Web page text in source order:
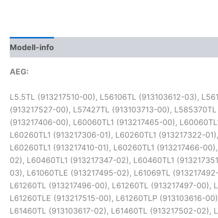
Modell-info
AEG:
L5.5TL (913217510-00), L56106TL (913103612-03), L56106TL (913217493-00), L56126TL (913103613-03), L56126TL (913217499-00), L57126TL (913103707-01), L57126TL (913217527-00), L57427TL (913103713-00), L585370TL (913217455-00), L58837TL (913103806-01), L60060TL1 (913217304-01), L60060TL1 (913217378-02), L60060TL1 (913217406-00), L60060TL1 (913217465-00), L60060TL1 (913217494-00), L60060TLE1 (913217401-01), L60060TLP1 (913217383-02), L60069TL1 (913217305-01), L60260TL1 (913217306-01), L60260TL1 (913217322-01), L60260TL1 (913217350-01), L60260TL1 (913217366-01), L60260TL1 (913217377-02), L60260TL1 (913217407-00), L60260TL1 (913217410-01), L60260TL1 (913217466-00), L60260TLE1 (913217400-01), L60260TLP1 (913217382-02), L60460TL1 (913217307-01), L60460TL1 (913217308-02), L60460TL1 (913217347-02), L60460TL1 (913217351-01), L60460TL1 (913217354-00), L60465TL1 (913217323-01), L61060TL (913217482-00), L61060TLE (913103611-03), L61060TLE (913217495-02), L61069TL (913217492-00), L61260TL (913103607-05), L61260TL (913103614-05), L61260TL (913217483-00), L61260TL (913217486-00), L61260TL (913217496-00), L61260TL (913217497-00), L61260TL (913217501-00), L61260TL (913217524-04), L61260TLE (913103615-05), L61260TLE (913217515-02), L61260TLE (913217515-00), L61260TLP (913103616-00), L61260TLP (913217488-00), L61261TL (913103619-01), L61264ETL (913217521-01), L61460TL (913103605-00), L61460TL (913103617-02), L61460TL (913217502-02), L61460TL (913217503-00), L61460TL (913217504-00), L61460TL (913217505-00), L61460TL (913217506-00), L61461TL (913103618-01), L61465TL (913103608-02), L61465TL (913217484-00), L62069TL (913103621-01), L62069TL (913217545-01), L62260TL (913103602-01), L62260TL (913103604-03), L62260TL (913217546-01), L62260TL (913217548-00), L62274TL (913103620-01), L62460TL (913103622-01), L62460TL (913217556-00), L62461TL (913103605-01), L62461TL (913103610-01), L6ECOTL (913123635-01), L6T4EP1 (913143517-01), L6T6EP1ECO (913143636-02), L6TB26TL (913123642-01), L6TB360TL (913143623-00), L6TB360TL (913143633-00), L6TB41269 (913123503-03), L6TB41270 (913123502-03), L6TB6036EK (913143635-02), L6TB610EU (913123641-01), L6TB61278 (913123602-01), L6TB61370 (913123603-03), L6TB61378 (913123631-01), L6TB61379 (913123605-01), L6TB620EU (913143622-00), L6TB620EU (913143632-01), L6TB64260 (913123633-02), L6TB64278 (913123638-00), L6TB64279 (913123637-00), L6TB7200G (913123639-00), L6TB73G (913123618-02), L6TBA60270 (913143619-01), L6TBA60270 (913143629-02), L6TBA6270 (913123649-00), L6TBA664 (913123640-03), L6TBB64G (913143638-01), L6TBD624G (913123629-02), L6TBD624G (913123647-00), L6TBD624G (913143616-01), L6TBE40270 (913143518-01), L6TBE42269 (913143507-00), L6TBE42269 (913143515-01), L6TBE60278 (913143621-01), L6TBE60278 (913143631-01), L6TBE60279 (913143620-01), L6TBE60279 (913143630-01), L6TBG621 (913123616-03), L6TBG623 (913143606-01), L6TBG64 (913143618-00), L6TBG72 (913123643-00), L6TBG721 (913123617-03), L6TBG721 (913123623-03), L6TBG721 (913123636-00), L6TBG721 (913143605-00), L6TBG723 (913143607-01), L6TBK40268 (913143506-00), L6TBK40268 (913143514-01), L6TBK621 (913123507-03), L6TBK621 (913143502-01), L6TBN62G (913143608-01), L6TBN6400